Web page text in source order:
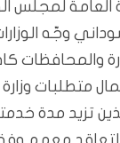
العامة لمجلس
وجّه
والمحافظات
متطلبات
تزيد مدة